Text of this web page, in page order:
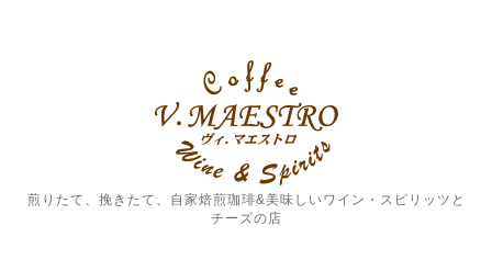
煎りたて、挽きたて、自家焙煎珈琲&美味しいワイン・スピリッツと
チーズの店